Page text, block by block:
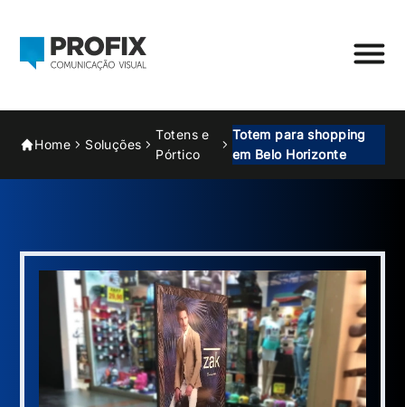
Home Soluções
Totens e
Pórtico
Totem para shopping
em Belo Horizonte